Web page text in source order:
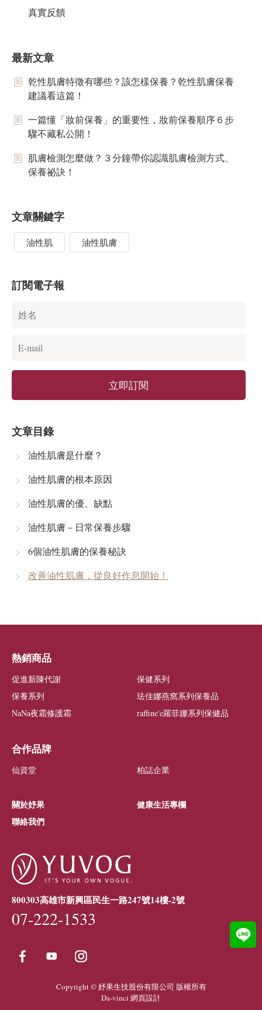
真實反饋
最新文章
乾性肌膚特徵有哪些？該怎樣保養？乾性肌膚保養
建議看這篇！
一篇懂「妝前保養」的重要性，妝前保養順序６步
驟不藏私公開！
肌膚檢測怎麼做？３分鐘帶你認識肌膚檢測方式、
保養祕訣！
文章關鍵字
油性肌 油性肌膚
訂閱電子報
立即訂閱
文章目錄
油性肌膚是什麼？
油性肌膚的根本原因
油性肌膚的優、缺點
油性肌膚－日常保養步驟
6個油性肌膚的保養秘訣
改善油性肌膚，從良好作息開始！
熱銷商品
促進新陳代謝
保健系列
保養系列
珐佳娜燕窩系列保養品
NaNa夜霜修護霜
raffine'e羅菲娜系列保健品
合作品牌
仙資堂 柏誌企業
關於妤果
健康生活專欄
聯絡我們
800303高雄市新興區民生一路247號14樓-2號
07-222-1533
Copyright © 妤果生技股份有限公司 版權所有
Da-vinci 網頁設計